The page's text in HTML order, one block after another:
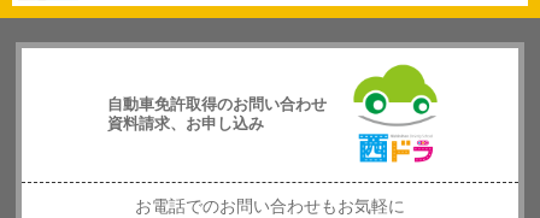
自動車免許取得のお問い合わせ
資料請求、お申し込み
西日本自動
車学校
お電話でのお問い合わせもお気軽に